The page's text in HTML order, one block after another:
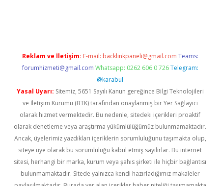
Reklam ve İletişim: E-mail: backlinkpaneli@gmail.com Teams:
forumhizmeti@gmail.com Whatsapp: 0262 606 0 726 Telegram:
@karabul
Yasal Uyarı: Sitemiz, 5651 Sayılı Kanun gereğince Bilgi Teknolojileri
ve İletişim Kurumu (BTK) tarafından onaylanmış bir Yer Sağlayıcı
olarak hizmet vermektedir. Bu nedenle, sitedeki içerikleri proaktif
olarak denetleme veya araştırma yükümlülüğümüz bulunmamaktadır.
Ancak, üyelerimiz yazdıkları içeriklerin sorumluluğunu taşımakta olup,
siteye üye olarak bu sorumluluğu kabul etmiş sayılırlar. Bu internet
sitesi, herhangi bir marka, kurum veya şahıs şirketi ile hiçbir bağlantısı
bulunmamaktadır. Sitede yalnızca kendi hazırladığımız makaleler